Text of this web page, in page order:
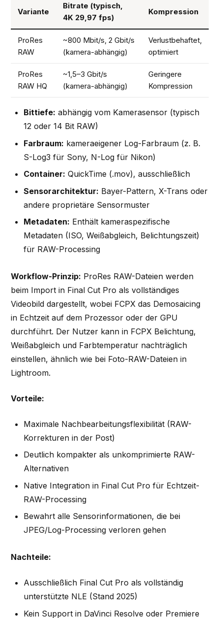
Variante
Bitrate (typisch,
4K 29,97 fps)
Kompression
ProRes
RAW
~800 Mbit/s, 2 Gbit/s
(kamera-abhängig)
Verlustbehaftet,
optimiert
ProRes
RAW HQ
~1,5–3 Gbit/s
(kamera-abhängig)
Geringere
Kompression
Bittiefe: abhängig vom Kamerasensor (typisch
12 oder 14 Bit RAW)
Farbraum: kameraeigener Log-Farbraum (z. B.
S-Log3 für Sony, N-Log für Nikon)
Container: QuickTime (.mov), ausschließlich
Sensorarchitektur: Bayer-Pattern, X-Trans oder
andere proprietäre Sensormuster
Metadaten: Enthält kameraspezifische
Metadaten (ISO, Weißabgleich, Belichtungszeit)
für RAW-Processing
Workflow-Prinzip: ProRes RAW-Dateien werden
beim Import in Final Cut Pro als vollständiges
Videobild dargestellt, wobei FCPX das Demosaicing
in Echtzeit auf dem Prozessor oder der GPU
durchführt. Der Nutzer kann in FCPX Belichtung,
Weißabgleich und Farbtemperatur nachträglich
einstellen, ähnlich wie bei Foto-RAW-Dateien in
Lightroom.
Vorteile:
Maximale Nachbearbeitungsflexibilität (RAW-
Korrekturen in der Post)
Deutlich kompakter als unkomprimierte RAW-
Alternativen
Native Integration in Final Cut Pro für Echtzeit-
RAW-Processing
Bewahrt alle Sensorinformationen, die bei
JPEG/Log-Processing verloren gehen
Nachteile:
Ausschließlich Final Cut Pro als vollständig
unterstützte NLE (Stand 2025)
Kein Support in DaVinci Resolve oder Premiere